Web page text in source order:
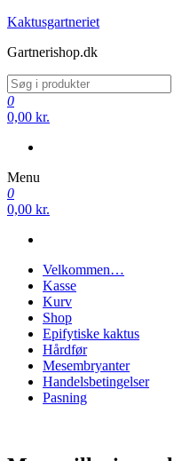
Videre
indhold
Kaktusgartneriet
Gartnerishop.dk
0
0,00 kr.
Menu
0
0,00 kr.
Velkommen…
Kasse
Kurv
Shop
Epifytiske kaktus
Hårdfør
Mesembryanter
Handelsbetingelser
Pasning